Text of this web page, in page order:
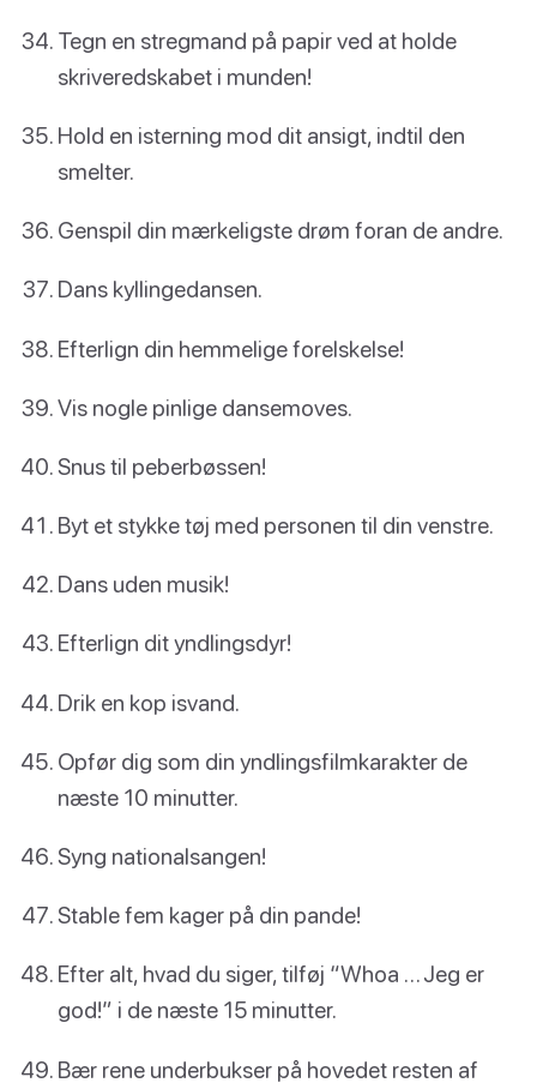
Tegn en stregmand på papir ved at holde
skriveredskabet i munden!
Hold en isterning mod dit ansigt, indtil den
smelter.
Genspil din mærkeligste drøm foran de andre.
Dans kyllingedansen.
Efterlign din hemmelige forelskelse!
Vis nogle pinlige dansemoves.
Snus til peberbøssen!
Byt et stykke tøj med personen til din venstre.
Dans uden musik!
Efterlign dit yndlingsdyr!
Drik en kop isvand.
Opfør dig som din yndlingsfilmkarakter de
næste 10 minutter.
Syng nationalsangen!
Stable fem kager på din pande!
Efter alt, hvad du siger, tilføj “Whoa … Jeg er
god!” i de næste 15 minutter.
Bær rene underbukser på hovedet resten af